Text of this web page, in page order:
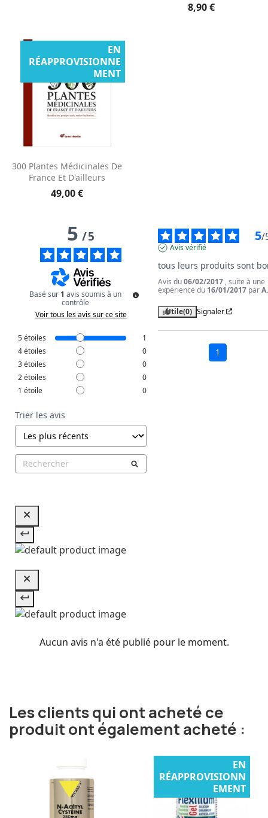
8,90 €
300 Plantes Médicinales De
France Et D'ailleurs
49,00 €
EN
RÉAPPROVISIONNE
MENT
5/5
Basé sur 1 avis soumis à un
contrôle
Voir tous les avis sur ce site
5étoiles
1
4étoiles
0
3étoiles
0
2étoiles
0
1 étoile 0
Trier les avis
5/
Avis vérifié
tous leurs produits sont
Avis du06/02/2017 , suite à une
expérience du 16/01/2017 par
Utile(0) Signaler
1
Aucun avis n'a été publié pour le moment.
Les clients qui ont acheté ce
produit ont également acheté :
EN
RÉAPPROVISIONN
EMENT